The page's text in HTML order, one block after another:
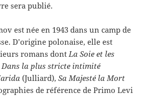
sera publié.
est née en 1943 dans un camp de
D’origine polonaise, elle est
romans dontLa Soie et les
Dans la plus stricte intimité
(Julliard),Sa Majesté la Mort
de référence de Primo Levi